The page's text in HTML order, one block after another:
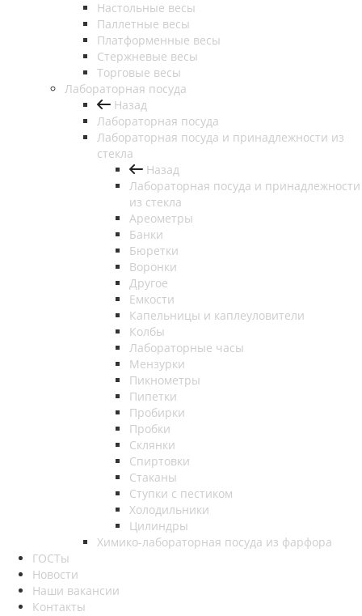
Настольные весы
Паллетные весы
Платформенные весы
Стержневые весы
Торговые весы
Лабораторная посуда
Назад
Лабораторная посуда
Лабораторная посуда и принадлежности из
стекла
Назад
Лабораторная посуда и принадлежности
из стекла
Ареометры
Банки
Бюретки
Воронки
Другое
Емкости
Капельницы и каплеуловители
Колбы
Лабораторные часы
Мензурки
Пикнометры
Пипетки
Пробирки
Пробки
Склянки
Спиртовки
Стаканы
Ступки с пестиком
Холодильники
Цилиндры
Химико-лабораторная посуда из фарфора
ГОСТы
Новости
Наши вакансии
Контакты